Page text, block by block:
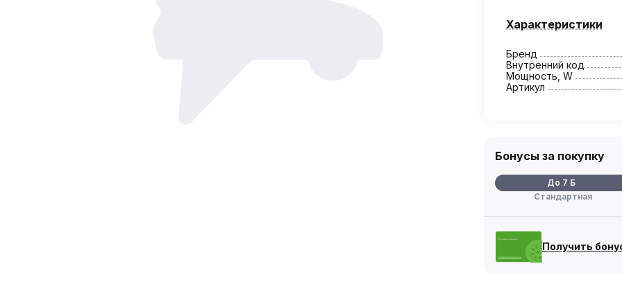
Характеристики
Бренд
Внутренний код
Мощность, W
Артикул
Бонусы за покупку
До 7 Б
Стандартная
Получить